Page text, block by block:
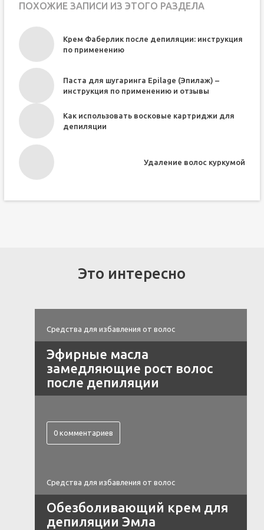
ПОХОЖИЕ ЗАПИСИ ИЗ ЭТОГО РАЗДЕЛА
Крем Фаберлик после депиляции: инструкция
по применению
Паста для шугаринга Epilage (Эпилаж) –
инструкция по применению и отзывы
Как использовать восковые картриджи для
депиляции
Удаление волос куркумой
Это интересно
Средства для избавления от волос
Эфирные масла
замедляющие рост волос
после депиляции
0 комментариев
Средства для избавления от волос
Обезболивающий крем для
депиляции Эмла